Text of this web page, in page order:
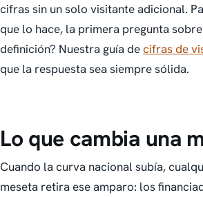
cifras sin un solo visitante adicional.
que lo hace, la primera pregunta
definición? Nuestra guía decifras de
que la respuesta sea siempre sólida.
Lo que cambia una
Cuando la curva nacional subía,
meseta retira ese amparo: los